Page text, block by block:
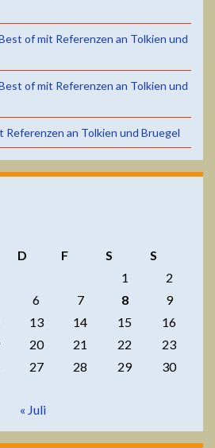
of mit Referenzen an Tolkien und
of mit Referenzen an Tolkien und
Referenzen an Tolkien und Bruegel
D F S
S
1
2
6 7 8
9
13 14 15
16
20 21 22
23
27 28 29
30
« Juli